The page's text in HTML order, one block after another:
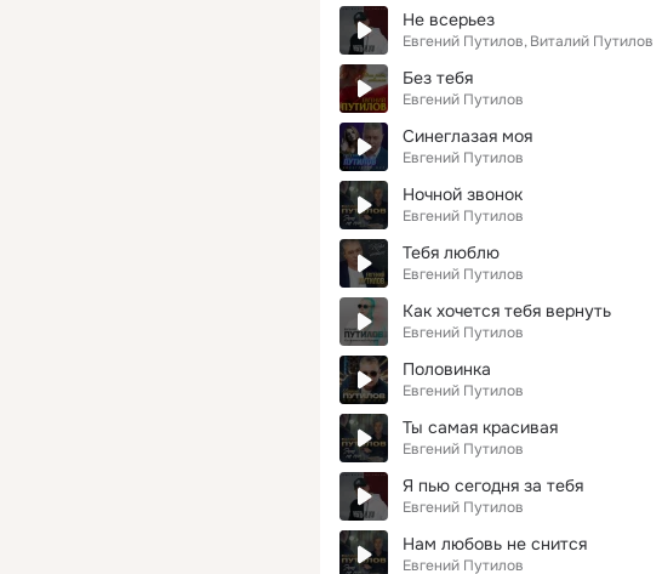
Не всерьез
Евгений Путилов Виталий Путилов
Без тебя
Евгений Путилов
Синеглазая моя
Евгений Путилов
Ночной звонок
Евгений Путилов
Тебя люблю
Евгений Путилов
Как хочется тебя вернуть
Евгений Путилов
Половинка
Евгений Путилов
Ты самая красивая
Евгений Путилов
Я пью сегодня за тебя
Евгений Путилов
Нам любовь не снится
Евгений Путилов